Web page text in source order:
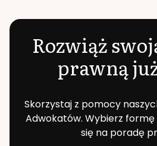
Rozwiąż
prawną
Skorzystaj z pomocy
Adwokatów. Wybierz
się na poradę